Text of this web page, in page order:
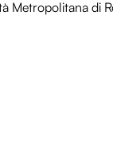
Metropolitana di